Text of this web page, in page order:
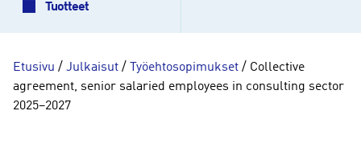
Tuotteet
Etusivu / Julkaisut / Työehtosopimukset / Collective
agreement, senior salaried employees in consulting sector
2025–2027